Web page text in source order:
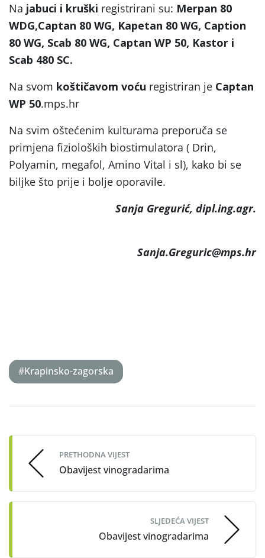
Na jabuci i kruški registrirani su: Merpan 80
WDG,Captan 80 WG, Kapetan 80 WG, Caption
80 WG, Scab 80 WG, Captan WP 50, Kastor i
Scab 480 SC.
Na svom koštičavom voću registriran je Captan
WP 50.mps.hr
Na svim oštećenim kulturama preporuča se
primjena fizioloških biostimulatora ( Drin,
Polyamin, megafol, Amino Vital i sl), kako bi se
biljke što prije i bolje oporavile.
Sanja Gregurić, dipl.ing.agr.
Sanja.Greguric@mps.hr
#Krapinsko-zagorska
navigation
PRETHODNA VIJEST
Obavijest vinogradarima
SLJEDEĆA VIJEST
Obavijest vinogradarima